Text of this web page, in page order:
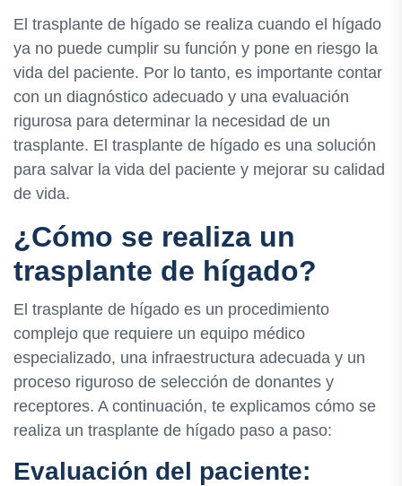
El trasplante de hígado se realiza cuando el hígado
ya no puede cumplir su función y pone en riesgo la
vida del paciente. Por lo tanto, es importante contar
con un diagnóstico adecuado y una evaluación
rigurosa para determinar la necesidad de un
trasplante. El trasplante de hígado es una solución
para salvar la vida del paciente y mejorar su calidad
de vida.
¿Cómo se realiza un
trasplante de hígado?
El trasplante de hígado es un procedimiento
complejo que requiere un equipo médico
especializado, una infraestructura adecuada y un
proceso riguroso de selección de donantes y
receptores. A continuación, te explicamos cómo se
realiza un trasplante de hígado paso a paso:
Evaluación del paciente: